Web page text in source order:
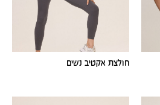
חולצת אקטיב נשים